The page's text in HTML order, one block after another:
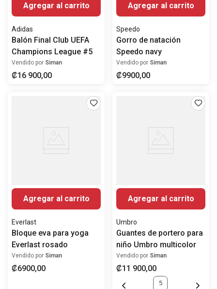
Agregar al carrito
Adidas
Balón Final Club UEFA
Champions League #5
Vendido por Siman
₡16 900,00
Agregar al carrito
Speedo
Gorro de natación
Speedo navy
Vendido por Siman
₡9900,00
Agregar al carrito
Everlast
Bloque eva para yoga
Everlast rosado
Vendido por Siman
₡6900,00
Agregar al carrito
Umbro
Guantes de portero para
niño Umbro multicolor
Vendido por Siman
₡11 900,00
5